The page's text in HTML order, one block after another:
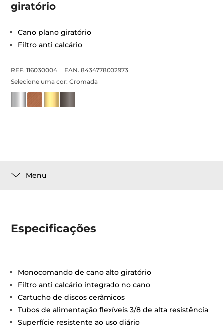
giratório
Cano plano giratório
Filtro anti calcário
REF. 116030004
EAN. 8434778002973
Selecione uma cor:Cromada
Menu
Especificações
Monocomando de cano alto giratório
Filtro anti calcário integrado no cano
Cartucho de discos cerâmicos
Tubos de alimentação flexíveis 3/8 de alta resistência
Superfície resistente ao uso diário